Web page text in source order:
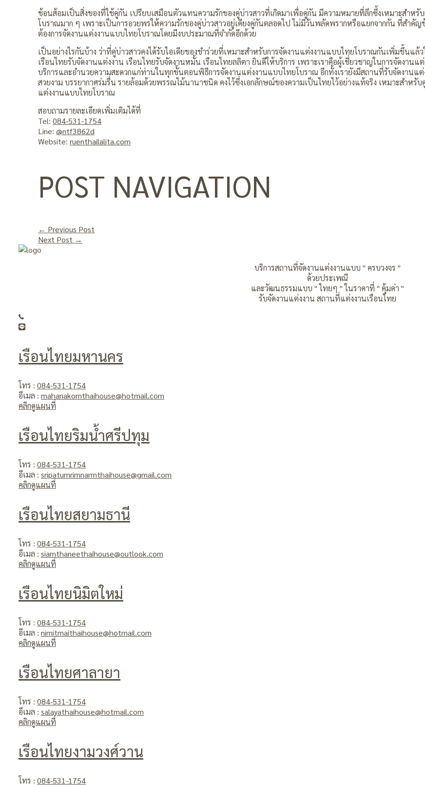
ช้อนส้อมเป็นสิ่งของที่ใช้คู่กัน เปรียบเสมือนตัวแทนความรักของคู่บ่าวสาวที่เกิดมาเพื่อคู่กัน มีความหมายที่ลึกซึ้งเหมาะสำหรั
โบราณมาก ๆ เพราะเป็นการอวยพรให้ความรักของคู่บ่าวสาวอยู่เคียงคู่กันตลอดไป ไม่มีวันพลัดพรากหรือแยกจากกัน ที่สำคั
ต้องการจัดงานแต่งงานแบบไทยโบราณโดยมีงบประมาณที่จำกัดอีกด้วย
เป็นอย่างไรกันบ้าง ว่าที่คู่บ่าวสาวคงได้รับไอเดียของชำร่วยที่เหมาะสำหรับการจัดงานแต่งงานแบบไทยโบราณกันเพิ่มขึ้นแ
เรือนไทยรับจัดงานแต่งงาน เรือนไทยรับจัดงานหมั้น เรือนไทยลลิตา ยินดีให้บริการ เพราะเราคือผู้เชี่ยวชาญในการจัดงาน
บริการและอำนวยความสะดวกแก่ท่านในทุกขั้นตอนพิธีการจัดงานแต่งงานแบบไทยโบราณ อีกทั้งเรายังมีสถานที่รับจัดงานแ
สวยงาม บรรยากาศร่มรื่น รายล้อมด้วยพรรณไม้นานาชนิด คงไว้ซึ่งเอกลักษณ์ของความเป็นไทยไว้อย่างแท้จริง เหมาะสำห
แต่งงานแบบไทยโบราณ
สอบถามรายละเอียดเพิ่มเติมได้ที่
Tel: 084-531-1754
Line: @ntf3862d
Website: ruenthailalita.com
POST NAVIGATION
← Previous Post
Next Post →
บริการสถานที่จัดงานแต่งงานแบบ " ครบวงจร "
ด้วยประเพณี
และวัฒนธรรมแบบ " ไทยๆ " ในราคาที่ " คุ้มค่า "
รับจัดงานแต่งงาน สถานที่แต่งงานเรือนไทย
เรือนไทยมหานคร
โทร : 084-531-1754
อีเมล : mahanakornthaihouse@hotmail.com
คลิกดูแผนที่
เรือนไทยริมน้ำศรีปทุม
โทร : 084-531-1754
อีเมล : sripatumrimnarmthaihouse@gmail.com
คลิกดูแผนที่
เรือนไทยสยามธานี
โทร : 084-531-1754
อีเมล : siamthaneethaihouse@outlook.com
คลิกดูแผนที่
เรือนไทยนิมิตใหม่
โทร : 084-531-1754
อีเมล : nimitmaithaihouse@hotmail.com
คลิกดูแผนที่
เรือนไทยศาลายา
โทร : 084-531-1754
อีเมล : salayathaihouse@hotmail.com
คลิกดูแผนที่
เรือนไทยงามวงศ์วาน
โทร : 084-531-1754